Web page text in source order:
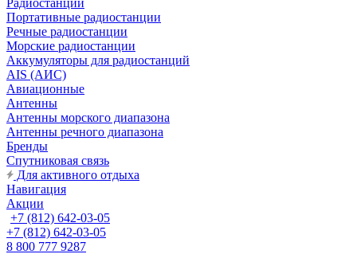
Радиостанции
Портативные радиостанции
Речные радиостанции
Морские радиостанции
Аккумуляторы для радиостанций
AIS (АИС)
Авиационные
Антенны
Антенны морского диапазона
Антенны речного диапазона
Бренды
Спутниковая связь
Для активного отдыха
Навигация
Акции
+7 (812) 642-03-05
+7 (812) 642-03-05
8 800 777 9287